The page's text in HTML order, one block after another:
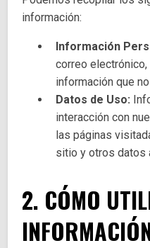
información:
Información
correo
información que
Datos de Uso:
interacción con
las páginas
sitio y otros datos
2. CÓMO